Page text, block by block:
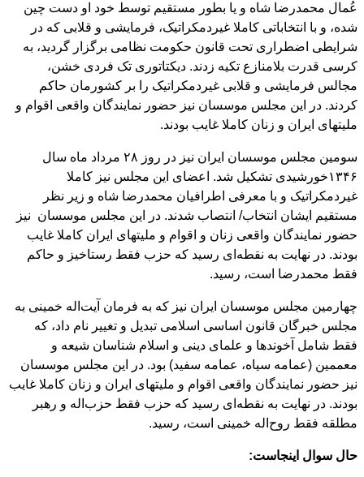
عُمال محمدرضا شاه و یا بطور مستقیم توسط خود او دست چین
شده، و با انتخاباتی کاملا غیردمکراتیک، فرمایشی و قلابی که در
شرایطی اضطراری تحت قانون حکومت نظامی برگزار گردید، به
کرسی قدرت بلامنازع تکیه زدند. دیکتاتوری تک فردی خشن،
مجالس فرمایشی و قلابی غیردمکراتیک را بر کشورمان حاکم
کردند. در این مجلس موسسان نیز حضور نمایندگان واقعی اقوام و
ملیتهای ایران و زنان کاملا غایب بودند.
سومین مجلس موسسان ایران نیز در روز ۲۸ مرداد ماه سال
۱۳۴۶خورشیدی تشکیل شد. اعضای این مجلس نیز کاملا
غیردمکراتیک و با معرفی اطرافیان محمدرضا شاه و زیر نظر
مستقیم ایشان انتخاب/ انتصاب شدند. در این مجلس موسسان نیز
حضور نمایندگان واقعی زنان و اقوام و ملیتهای ایران کاملا غایب
بودند. در نهایت به نقطه‌ای رسید که حزب فقط رستاخیز و حاکم
فقط محمدرضا است، رسید.
چهارمین مجلس موسسان ایران نیز که به فرمان آیت‌اله خمینی به
مجلس خبرگان قانون اساسی اسلامی تبدیل و تغییر نام داد، که
فقط شامل آخوندها و علمای دینی و اسلام شناسان شیعه و
معممین (عمامه سیاه، عمامه سفید) بود. در این مجلس موسسان
نیز حضور نمایندگان واقعی اقوام و ملیتهای ایران و زنان کاملا غایب
بودند. در نهایت به نقطه‌ای رسید که حزب فقط حزب‌اله و رهبر
مطلقه فقط روح‌اله خمینی است، رسید.
حال سوال اینجاست: